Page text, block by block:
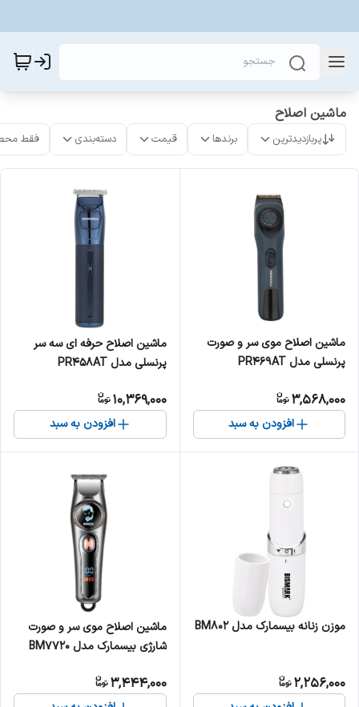
ماشین اصلاح
پربازدیدترین برندها قیمت دسته‌بندی فقط
ماشین اصلاح موی سر و صورت
پرنسلی مدل PR469AT
3,568,000
افزودن به سبد
ماشین اصلاح حرفه ای سه سر
پرنسلی مدل PR458AT
10,369,000
افزودن به سبد
موزن زنانه بیسمارک مدل BM802
2,256,000
ماشین اصلاح موی سر و صورت
شارژی بیسمارک مدل BM7720
3,444,000